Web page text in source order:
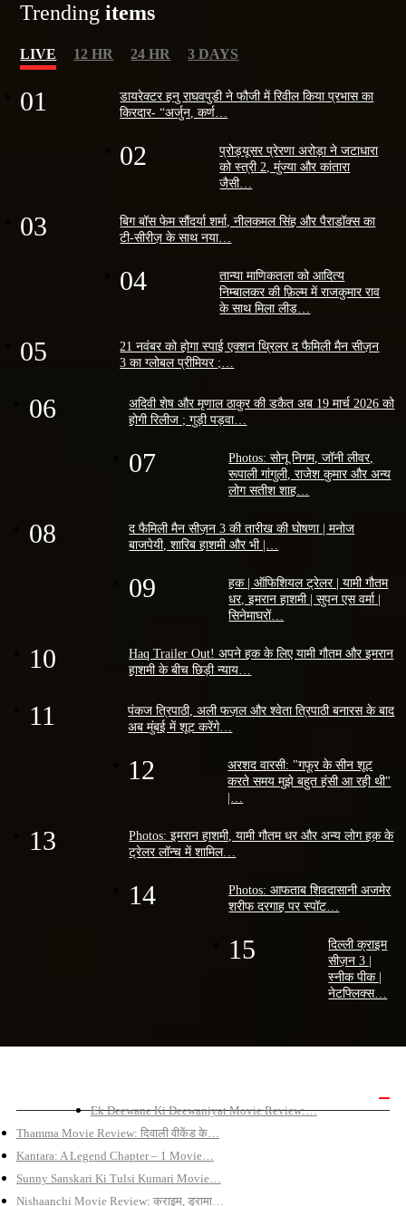
Trendingitems
LIVE 12 HR 24 HR 3 DAYS
01
डायरेक्टर हनु राघवपुडी ने फौजी में रिवील किया प्रभास का
किरदार- “अर्जुन, कर्ण…
02
प्रोड्यूसर प्रेरणा अरोड़ा ने जटाधारा
को स्त्री 2, मुंज्या और कांतारा
जैसी…
03
बिग बॉस फेम सौंदर्या शर्मा, नीलकमल सिंह और पैराडॉक्स का
टी-सीरीज़ के साथ नया…
04
तान्या माणिकतला को आदित्य
निम्बालकर की फ़िल्म में राजकुमार राव
के साथ मिला लीड…
05
21 नवंबर को होगा स्पाई एक्शन थ्रिलर द फैमिली मैन सीज़न
3 का ग्लोबल प्रीमियर ;…
06
अदिवी शेष और मृणाल ठाकुर की डकैत अब 19 मार्च 2026 को
होगी रिलीज ; गुड़ी पड़वा…
07
Photos: सोनू निगम, जॉनी लीवर,
रूपाली गांगुली, राजेश कुमार और अन्य
लोग सतीश शाह…
08
द फैमिली मैन सीज़न 3 की तारीख की घोषणा | मनोज
बाजपेयी, शारिब हाशमी और भी |…
09
हक | ऑफिशियल ट्रेलर | यामी गौतम
धर, इमरान हाशमी | सुपन एस वर्मा |
सिनेमाघरों…
10
Haq Trailer Out! अपने हक के लिए यामी गौतम और इमरान
हाशमी के बीच छिड़ी न्याय…
11
पंकज त्रिपाठी, अली फज़ल और श्वेता त्रिपाठी बनारस के बाद
अब मुंबई में शूट करेंगे…
12
अरशद वारसी: "गफूर के सीन शूट
करते समय मुझे बहुत हंसी आ रही थी"
|…
13
Photos: इमरान हाशमी, यामी गौतम धर और अन्य लोग हक़ के
ट्रेलर लॉन्च में शामिल…
14
Photos: आफताब शिवदासानी अजमेर
शरीफ दरगाह पर स्पॉट…
15
दिल्ली क्राइम
सीज़न 3 |
स्नीक पीक |
नेटफ्लिक्स…
Ek Deewane Ki Deewaniyat Movie Review:…
Thamma Movie Review: दिवाली वीकेंड के…
Kantara: A Legend Chapter – 1 Movie…
Sunny Sanskari Ki Tulsi Kumari Movie…
Nishaanchi Movie Review: क्राइम, ड्रामा…